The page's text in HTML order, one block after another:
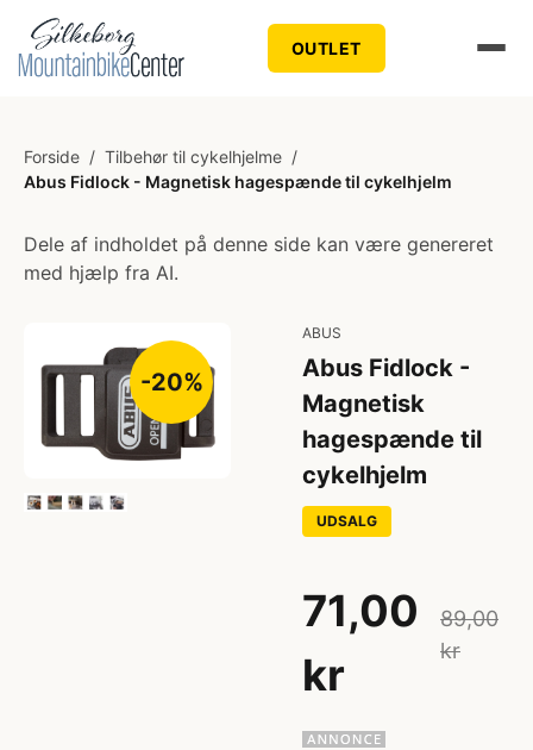
OUTLET
Forside / Tilbehør til cykelhjelme /
Abus Fidlock - Magnetisk hagespænde til cykelhjelm
Dele af indholdet på denne side kan være genereret
med hjælp fra AI.
-20%
ABUS
Abus Fidlock -
Magnetisk
hagespænde til
cykelhjelm
UDSALG
71,00
kr
89,00
kr